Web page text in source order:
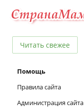
Читать свежее
Помощь
Правила сайта
Администрация сайта